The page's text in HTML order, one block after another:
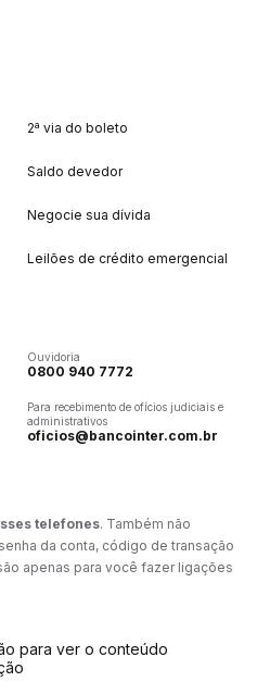
2ª via do boleto
Saldo devedor
Negocie sua dívida
Leilões de crédito emergencial
Ouvidoria
0800 940 7772
Para recebimento de ofícios judiciais e
administrativos
oficios@bancointer.com.br
telefones. Também não
da conta, código de transação
apenas para você fazer ligações
para ver o conteúdo